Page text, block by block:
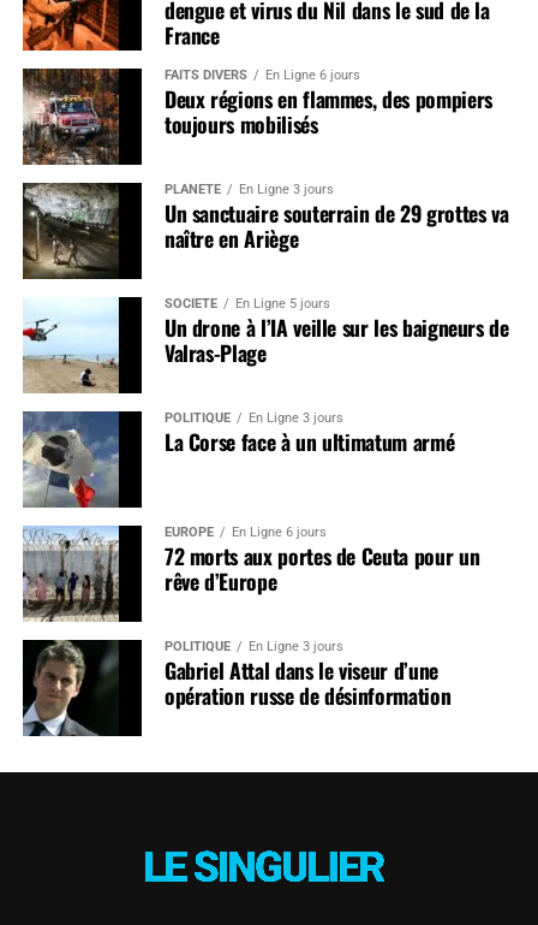
dengue et virus du Nil dans le sud de la
France
FAITS DIVERS En Ligne 6 jours
Deux régions en flammes, des pompiers
toujours mobilisés
PLANÈTE En Ligne 3 jours
Un sanctuaire souterrain de 29 grottes va
naître en Ariège
SOCIÉTÉ En Ligne 5 jours
Un drone à l’IA veille sur les baigneurs de
Valras-Plage
POLITIQUE En Ligne 3 jours
La Corse face à un ultimatum armé
EUROPE En Ligne 6 jours
72 morts aux portes de Ceuta pour un
rêve d’Europe
POLITIQUE En Ligne 3 jours
Gabriel Attal dans le viseur d’une
opération russe de désinformation